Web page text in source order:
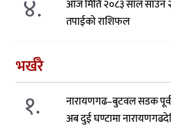
४.
आज मिति २०८३ साल साउन
तपाईको राशिफल
भर्खरै
१.
नारायणगढ–बुटवल सडक
अब दुई घण्टामा